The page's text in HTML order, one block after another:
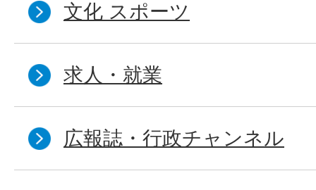
文化 スポーツ
求人・就業
広報誌・行政チャンネル